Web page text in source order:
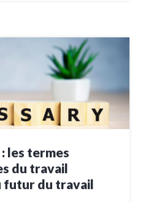
les termes
du travail
futur du travail